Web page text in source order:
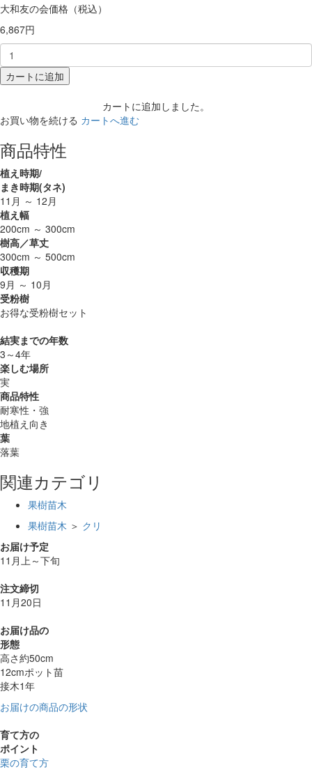
大和友の会価格（税込）
6,867円
カートに追加
カートに追加しました。
お買い物を続ける カートへ進む
商品特性
植え時期/
まき時期(タネ)
11月 ～ 12月
植え幅
200cm ～ 300cm
樹高／草丈
300cm ～ 500cm
収穫期
9月 ～ 10月
受粉樹
お得な受粉樹セット
結実までの年数
3～4年
楽しむ場所
実
商品特性
耐寒性・強
地植え向き
葉
落葉
関連カテゴリ
果樹苗木
果樹苗木 ＞ クリ
お届け予定
11月上～下旬
注文締切
11月20日
お届け品の
形態
高さ約50cm
12cmポット苗
接木1年
お届けの商品の形状
育て方の
ポイント
栗の育て方